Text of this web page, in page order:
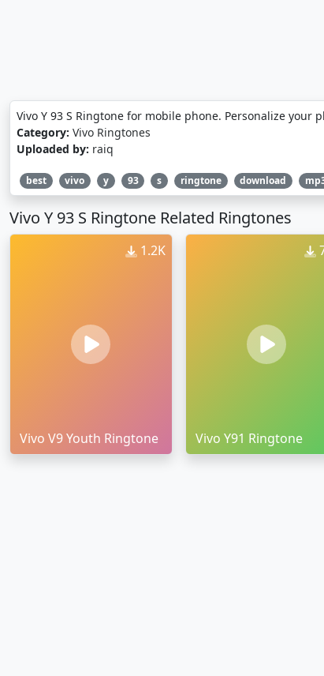
Vivo Y 93 S Ringtone for mobile phone. Personalize your
Category: Vivo Ringtones
Uploaded by: raiq
best vivo y 93 s ringtone download
Vivo Y 93 S Ringtone Related Ringtones
1.2K
Vivo V9 Youth Ringtone Vivo Y91 Ringtone